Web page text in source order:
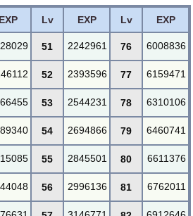
EXP Lv EXP Lv EXP
51 2242961 76 6008836
52 2393596 77 6159471
53 2544231 78 6310106
54 2694866 79 6460741
55 2845501 80 6611376
56 2996136 81 6762011